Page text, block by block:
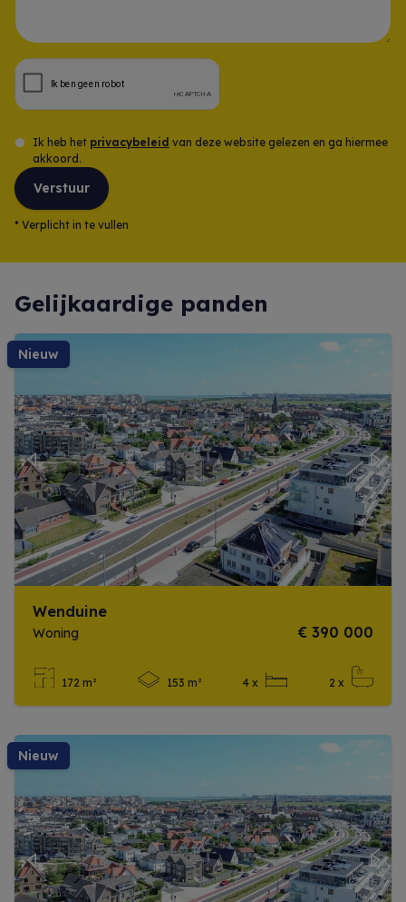
Ik heb het privacybeleid van deze website gelezen en ga hiermee
akkoord.
Verstuur
* Verplicht in te vullen
Gelijkaardige panden
nieuw
Previous Next
Wenduine
Woning € 390 000
172 m² 153 m² 4 x 2 x
nieuw
Previous Next